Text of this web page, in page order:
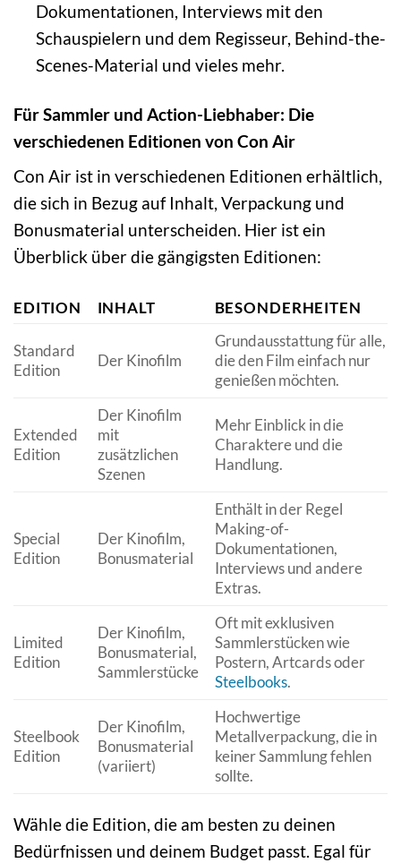
Dokumentationen, Interviews mit den
Schauspielern und dem Regisseur, Behind-the-
Scenes-Material und vieles mehr.
Für Sammler und Action-Liebhaber: Die
verschiedenen Editionen von Con Air
Con Air ist in verschiedenen Editionen erhältlich,
die sich in Bezug auf Inhalt, Verpackung und
Bonusmaterial unterscheiden. Hier ist ein
Überblick über die gängigsten Editionen:
EDITION INHALT BESONDERHEITEN
Standard
Edition
Der Kinofilm
Grundausstattung für alle,
die den Film einfach nur
genießen möchten.
Extended
Edition
Der Kinofilm
mit
zusätzlichen
Szenen
Mehr Einblick in die
Charaktere und die
Handlung.
Special
Edition
Der Kinofilm,
Bonusmaterial
Enthält in der Regel
Making-of-
Dokumentationen,
Interviews und andere
Extras.
Limited
Edition
Der Kinofilm,
Bonusmaterial,
Sammlerstücke
Oft mit exklusiven
Sammlerstücken wie
Postern, Artcards oder
Steelbooks.
Steelbook
Edition
Der Kinofilm,
Bonusmaterial
(variiert)
Hochwertige
Metallverpackung, die in
keiner Sammlung fehlen
sollte.
Wähle die Edition, die am besten zu deinen
Bedürfnissen und deinem Budget passt. Egal für